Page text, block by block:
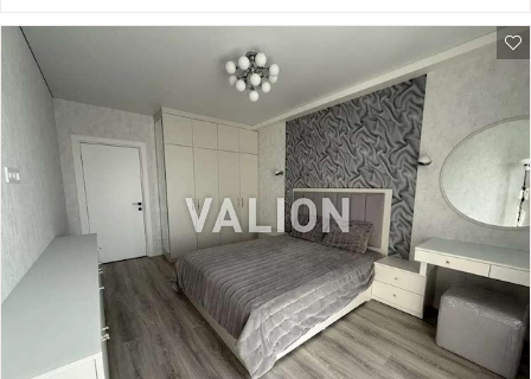
техніка, в т.ч. посудомийка, пральна з сушкою. 044 200 10 80
valion.ua/1146509